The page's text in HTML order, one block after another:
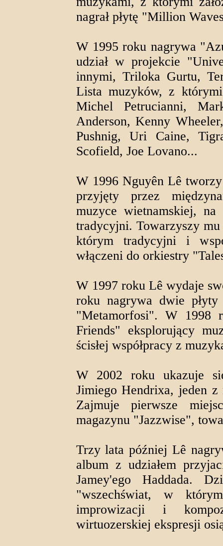
nagrał płytę "Million
W 1995 roku nagrywa
udział w projekcie
innymi, Triloka Gurtu,
Lista muzyków, z
Michel Petrucianni,
Anderson, Kenny
Pushnig, Uri Caine,
Scofield, Joe Lovano...
W 1996 Nguyên Lê
przyjęty przez
muzyce wietnamskiej,
tradycyjni. Towarzyszy
którym tradycyjni i
włączeni do orkiestry
W 1997 roku Lê wydaje
roku nagrywa dwie
"Metamorfosi". W 1998
Friends" eksplorujący
ścisłej współpracy z
W 2002 roku ukazuje
Jimiego Hendrixa, jeden
Zajmuje pierwsze
magazynu "Jazzwise",
Trzy lata później Lê
album z udziałem
Jamey'ego Haddada.
"wszechświat, w
improwizacji i
wirtuozerskiej ekspresji